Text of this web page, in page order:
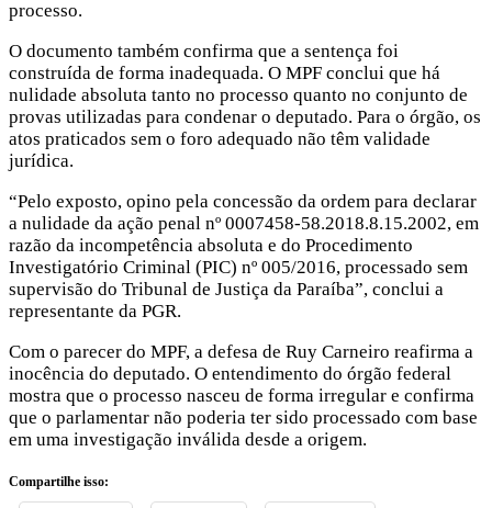
processo.
O documento também confirma que a sentença foi
construída de forma inadequada. O MPF conclui que há
nulidade absoluta tanto no processo quanto no conjunto de
provas utilizadas para condenar o deputado. Para o órgão, os
atos praticados sem o foro adequado não têm validade
jurídica.
“Pelo exposto, opino pela concessão da ordem para declarar
a nulidade da ação penal nº 0007458-58.2018.8.15.2002, em
razão da incompetência absoluta e do Procedimento
Investigatório Criminal (PIC) nº 005/2016, processado sem
supervisão do Tribunal de Justiça da Paraíba”, conclui a
representante da PGR.
Com o parecer do MPF, a defesa de Ruy Carneiro reafirma a
inocência do deputado. O entendimento do órgão federal
mostra que o processo nasceu de forma irregular e confirma
que o parlamentar não poderia ter sido processado com base
em uma investigação inválida desde a origem.
Compartilhe isso: